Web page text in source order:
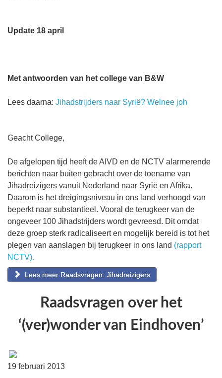
Update 18 april
Met antwoorden van het college van B&W
Lees daarna: Jihadstrijders naar Syrië? Welnee joh
Geacht College,
De afgelopen tijd heeft de AIVD en de NCTV alarmerende
berichten naar buiten gebracht over de toename van
Jihadreizigers vanuit Nederland naar Syrië en Afrika.
Daarom is het dreigingsniveau in ons land verhoogd van
beperkt naar substantieel. Vooral de terugkeer van de
ongeveer 100 Jihadstrijders wordt gevreesd. Dit omdat
deze groep sterk radicaliseert en mogelijk bereid is tot het
plegen van aanslagen bij terugkeer in ons land (rapport
NCTV).
Lees meer Raadsvragen: Jihadreizigers
Raadsvragen over het
‘(ver)wonder van Eindhoven’
19 februari 2013